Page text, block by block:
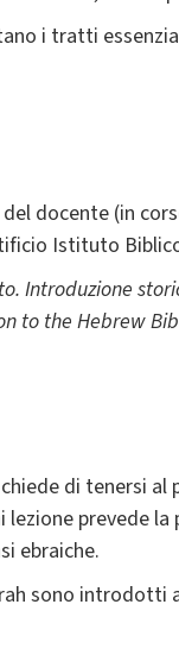
i tratti
docente (in
Istituto
Introduzione
to the Hebrew
di tenersi
prevede
ebraiche.
sono introdotti